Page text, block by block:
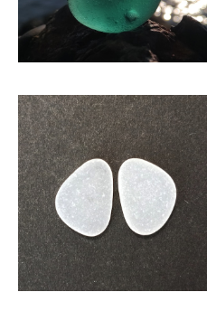
シーグラス アクセサリー素材(ピ
アス用) ASP-2
¥600